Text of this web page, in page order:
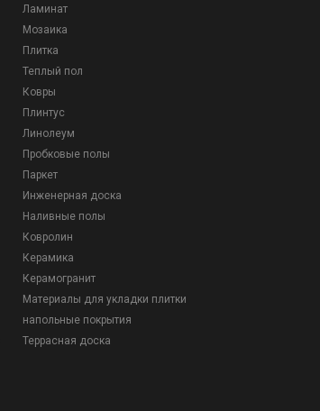
Ламинат
Мозаика
Плитка
Теплый пол
Ковры
Плинтус
Линолеум
Пробковые полы
Паркет
Инженерная доска
Наливные полы
Ковролин
Керамика
Керамогранит
Материалы для укладки плитки
напольные покрытия
Террасная доска